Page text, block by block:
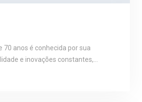
70 anos é conhecida por sua
e inovações constantes,…